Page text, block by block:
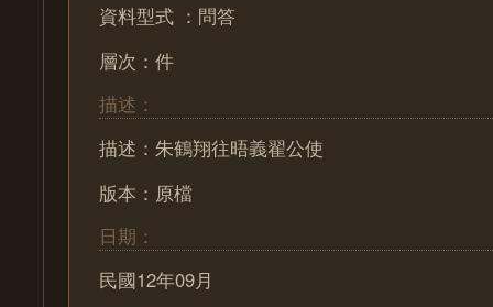
資料型式 ：問答
層次：件
描述：
描述：朱鶴翔往晤義翟公使
版本：原檔
日期：
民國12年09月